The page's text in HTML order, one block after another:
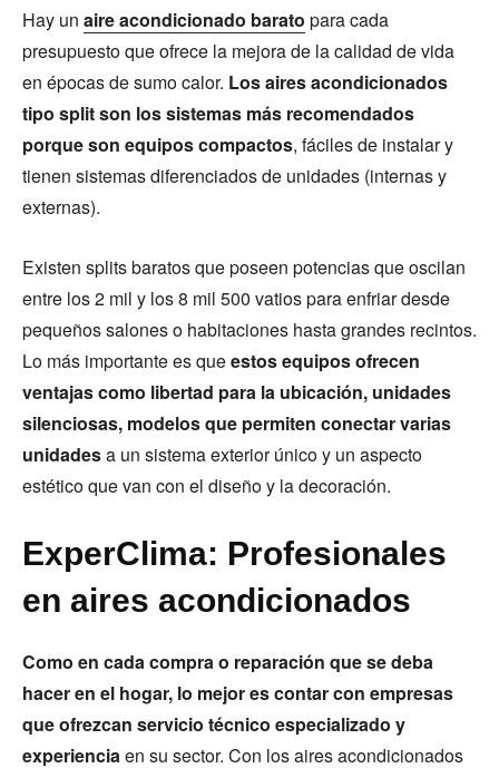
Hay un aire acondicionado barato para cada
presupuesto que ofrece la mejora de la calidad de vida
en épocas de sumo calor. Los aires acondicionados
tipo split son los sistemas más recomendados
porque son equipos compactos, fáciles de instalar y
tienen sistemas diferenciados de unidades (internas y
externas).
Existen splits baratos que poseen potencias que oscilan
entre los 2 mil y los 8 mil 500 vatios para enfriar desde
pequeños salones o habitaciones hasta grandes recintos.
Lo más importante es queestos equipos ofrecen
ventajas como libertad para la ubicación, unidades
silenciosas, modelos que permiten conectar varias
unidadesa un sistema exterior único y un aspecto
estético que van con el diseño y la decoración.
ExperClima: Profesionales
en aires acondicionados
Como en cada compra o reparación que se deba
hacer en el hogar, lo mejor es contar con empresas
que ofrezcan servicio técnico especializado y
experienciaen su sector. Con los aires acondicionados